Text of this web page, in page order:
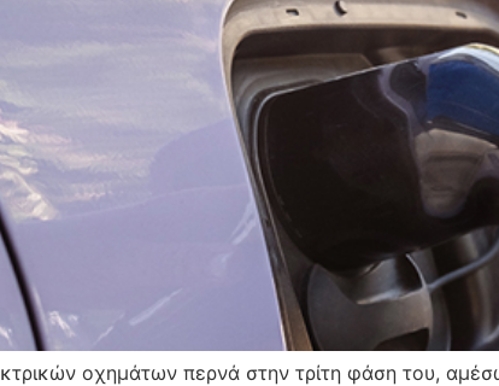
οχημάτων περνά στην τρίτη φάση του,